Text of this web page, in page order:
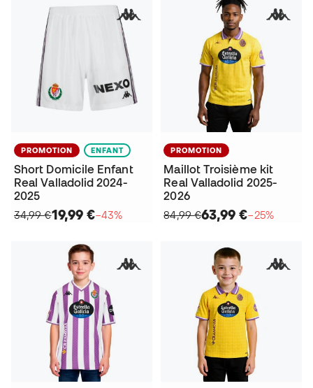
PROMOTION ENFANT
Short Domicile Enfant
Real Valladolid 2024-
2025
34,99 €19,99 €−43%
PROMOTION
Maillot Troisième kit
Real Valladolid 2025-
2026
84,99 €63,99 €−25%